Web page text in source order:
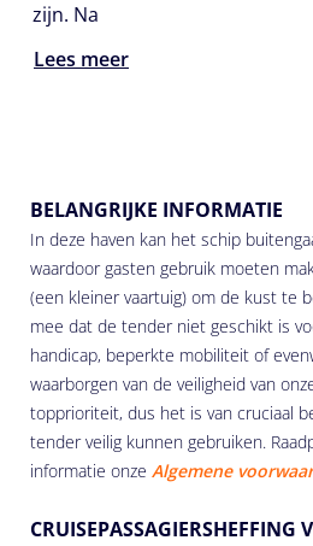
zijn. Na
Lees meer
BELANGRIJKE INFORMATIE
In deze haven kan het schip
waardoor gasten gebruik moeten
(een kleiner vaartuig) om de kust te
mee dat de tender niet geschikt is
handicap, beperkte mobiliteit of
waarborgen van de veiligheid van
topprioriteit, dus het is van cruciaal
tender veilig kunnen gebruiken.
informatie onze Algemene
CRUISEPASSAGIERSHEFFING